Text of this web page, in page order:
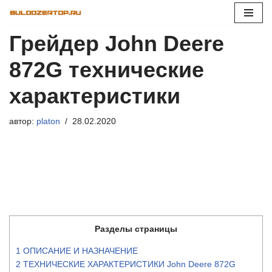
содержимому
Грейдер John Deere
872G технические
характеристики
автор: platon 28.02.2020
Разделы страницы
1 ОПИСАНИЕ И НАЗНАЧЕНИЕ
2 ТЕХНИЧЕСКИЕ ХАРАКТЕРИСТИКИ John Deere 872G